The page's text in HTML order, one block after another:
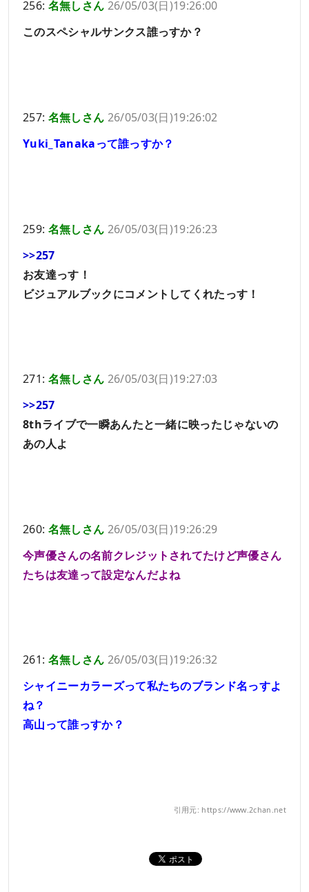
256: 名無しさん 26/05/03(日)19:26:00
このスペシャルサンクス誰っすか？
257: 名無しさん 26/05/03(日)19:26:02
Yuki_Tanakaって誰っすか？
259: 名無しさん 26/05/03(日)19:26:23
>>257
お友達っす！
ビジュアルブックにコメントしてくれたっす！
271: 名無しさん 26/05/03(日)19:27:03
>>257
8thライブで一瞬あんたと一緒に映ったじゃないの
あの人よ
260: 名無しさん 26/05/03(日)19:26:29
今声優さんの名前クレジットされてたけど声優さん
たちは友達って設定なんだよね
261: 名無しさん 26/05/03(日)19:26:32
シャイニーカラーズって私たちのブランド名っすよ
ね？
高山って誰っすか？
引用元: https://www.2chan.net